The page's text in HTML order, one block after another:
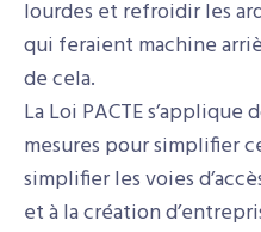
lourdes et refroidir les
qui feraient machine
de cela.
La Loi PACTE
mesures pour simplifier
simplifier les voies
et à la création